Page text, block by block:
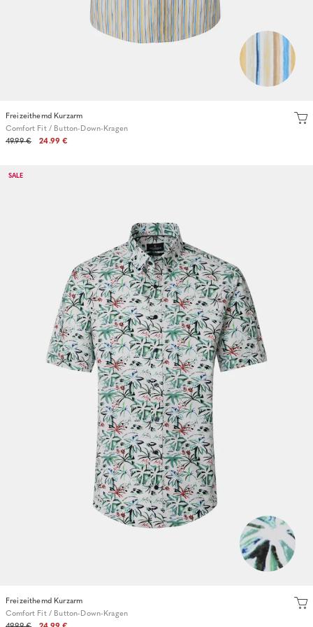
Freizeithemd Kurzarm
Comfort Fit / Button-Down-Kragen
49.99 €
24.99 €
SALE
Freizeithemd Kurzarm
Comfort Fit / Button-Down-Kragen